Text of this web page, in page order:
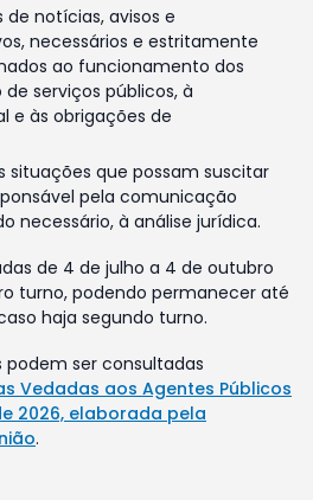
notícias, avisos e
necessários e estritamente
ao funcionamento dos
serviços públicos, à
e às obrigações de
situações que possam suscitar
pela comunicação
necessário, à análise jurídica.
de 4 de julho a 4 de outubro
turno, podendo permanecer até
haja segundo turno.
ser consultadas
Vedadas aos Agentes Públicos
2026, elaborada pela
.